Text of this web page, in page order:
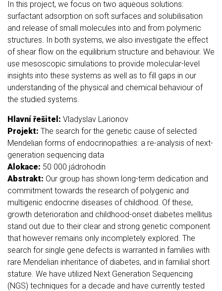
In this project, we focus on two aqueous solutions:
surfactant adsorption on soft surfaces and solubilisation
and release of small molecules into and from polymeric
structures. In both systems, we also investigate the effect
of shear flow on the equilibrium structure and behaviour. We
use mesoscopic simulations to provide molecular-level
insights into these systems as well as to fill gaps in our
understanding of the physical and chemical behaviour of
the studied systems.
Hlavní řešitel: Vladyslav Larionov
Projekt: The search for the genetic cause of selected
Mendelian forms of endocrinopathies: a re-analysis of next-
generation sequencing data
Alokace: 50 000 jádrohodin
Abstrakt: Our group has shown long-term dedication and
commitment towards the research of polygenic and
multigenic endocrine diseases of childhood. Of these,
growth deterioration and childhood-onset diabetes mellitus
stand out due to their clear and strong genetic component
that however remains only incompletely explored. The
search for single gene defects is warranted in families with
rare Mendelian inheritance of diabetes, and in familial short
stature. We have utilized Next Generation Sequencing
(NGS) techniques for a decade and have currently tested